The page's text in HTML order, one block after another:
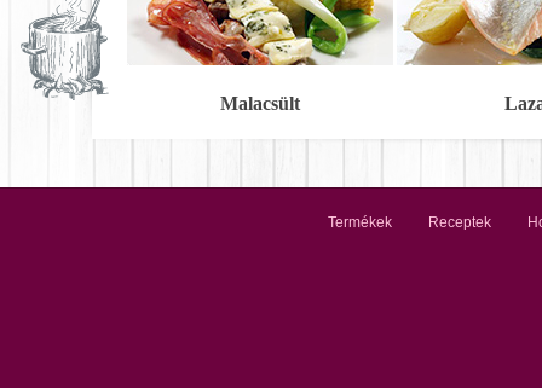
Malacsült
Termékek Receptek